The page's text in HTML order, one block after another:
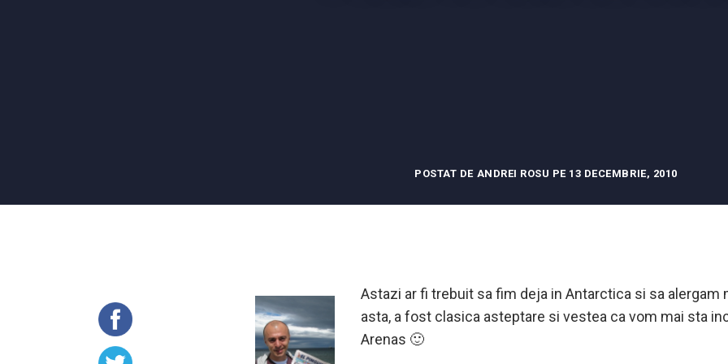
POSTAT DE ANDREI ROSU PE 13 DECEMBRIE, 2010
Astazi ar fi trebuit sa fim deja in Antarctica si sa alergam
asta, a fost clasica asteptare si vestea ca vom mai sta
Arenas 🙂